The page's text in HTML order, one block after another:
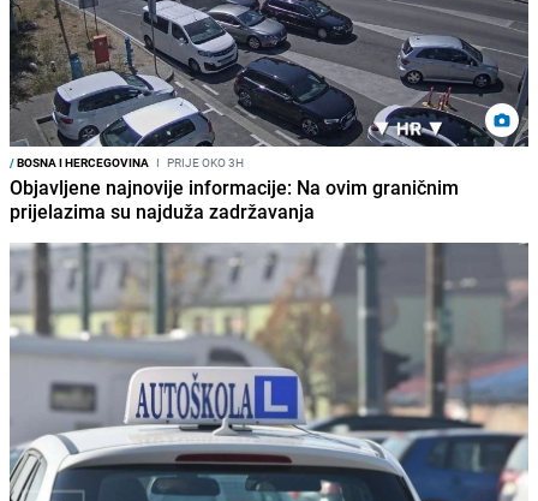
/BOSNA I HERCEGOVINA I PRIJE OKO 3H
Objavljene najnovije informacije: Na ovim graničnim
prijelazima su najduža zadržavanja